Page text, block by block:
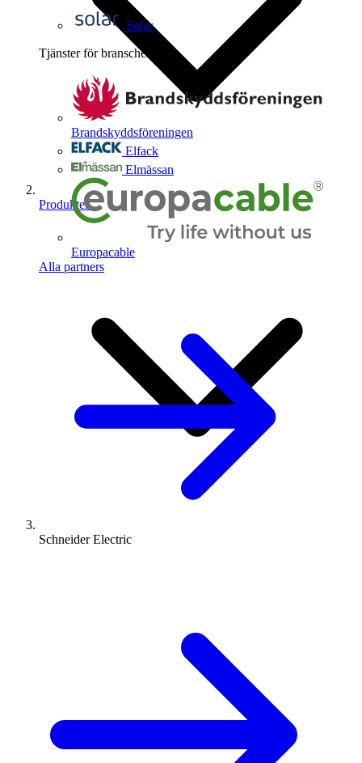
Solar
Tjänster för branschen
Brandskyddsföreningen
Elfack
Elmässan
Europacable
Alla partners
Produkter
Schneider Electric